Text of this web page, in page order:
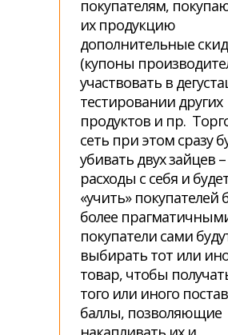
покупателям,
их продукцию
дополнительные
(купоны
участвовать в
тестировании других
продуктов и пр.
сеть при этом сразу
убивать двух зайцев
расходы с себя и
«учить» покупателей
более
покупатели сами
выбирать тот или
товар, чтобы
того или иного
баллы, позволяющие